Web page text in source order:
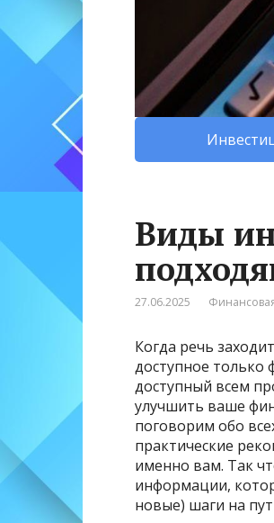
Виды
27.06.2025
Когда речь
доступное только
доступный всем
улучшить ваше
поговорим обо
практические
именно вам. Так
информации,
новые) шаги на